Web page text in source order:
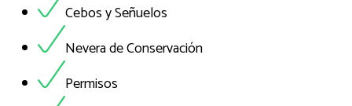
Cebos y Señuelos
Nevera de Conservación
Permisos